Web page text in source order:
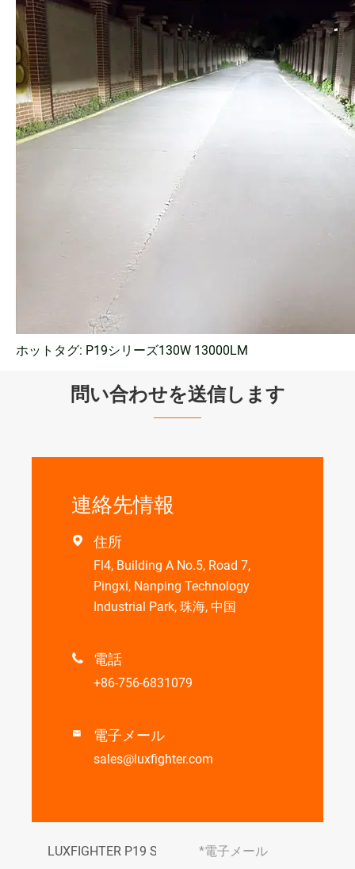
ホットタグ: P19シリーズ130W 13000LM
問い合わせを送信します
連絡先情報
 住所
Fl4, Building A No.5, Road 7,
Pingxi, Nanping Technology
Industrial Park, 珠海, 中国
 電話
+86-756-6831079
 電子メール
sales@luxfighter.com